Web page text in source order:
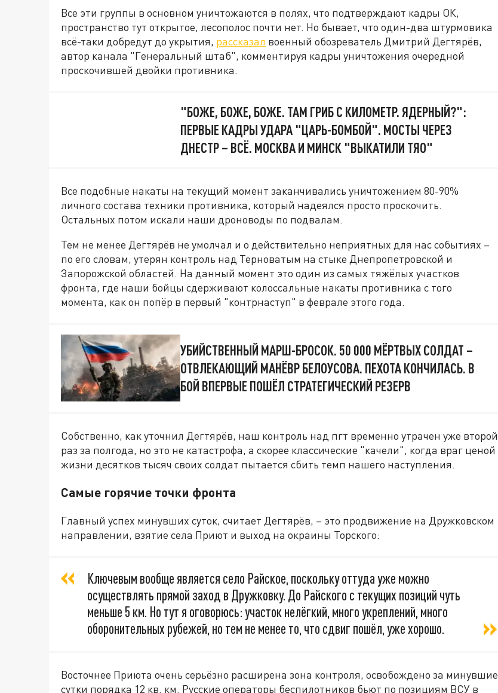
Все эти группы в основном уничтожаются в полях, что подтверждают кадры ОК,
пространство тут открытое, лесополос почти нет. Но бывает, что один-два штурмовика
всё-таки добредут до укрытия, рассказал военный обозреватель Дмитрий Дегтярёв,
автор канала "Генеральный штаб", комментируя кадры уничтожения очередной
проскочившей двойки противника.
"БОЖЕ, БОЖЕ, БОЖЕ. ТАМ ГРИБ С КИЛОМЕТР. ЯДЕРНЫЙ?":
ПЕРВЫЕ КАДРЫ УДАРА "ЦАРЬ-БОМБОЙ". МОСТЫ ЧЕРЕЗ
ДНЕСТР – ВСЁ. МОСКВА И МИНСК "ВЫКАТИЛИ ТЯО"
Все подобные накаты на текущий момент заканчивались уничтожением 80-90%
личного состава техники противника, который надеялся просто проскочить.
Остальных потом искали наши дроноводы по подвалам.
Тем не менее Дегтярёв не умолчал и о действительно неприятных для нас событиях –
по его словам, утерян контроль над Терноватым на стыке Днепропетровской и
Запорожской областей. На данный момент это один из самых тяжёлых участков
фронта, где наши бойцы сдерживают колоссальные накаты противника с того
момента, как он попёр в первый "контрнаступ" в феврале этого года.
УБИЙСТВЕННЫЙ МАРШ-БРОСОК. 50 000 МЁРТВЫХ СОЛДАТ –
ОТВЛЕКАЮЩИЙ МАНЁВР БЕЛОУСОВА. ПЕХОТА КОНЧИЛАСЬ. В
БОЙ ВПЕРВЫЕ ПОШЁЛ СТРАТЕГИЧЕСКИЙ РЕЗЕРВ
Собственно, как уточнил Дегтярёв, наш контроль над пгт временно утрачен уже второй
раз за полгода, но это не катастрофа, а скорее классические "качели", когда враг ценой
жизни десятков тысяч своих солдат пытается сбить темп нашего наступления.
Самые горячие точки фронта
Главный успех минувших суток, считает Дегтярёв, – это продвижение на Дружковском
направлении, взятие села Приют и выход на окраины Торского:
Ключевым вообще является село Райское, поскольку оттуда уже можно
осуществлять прямой заход в Дружковку. До Райского с текущих позиций чуть
меньше 5 км. Но тут я оговорюсь: участок нелёгкий, много укреплений, много
оборонительных рубежей, но тем не менее то, что сдвиг пошёл, уже хорошо.
Восточнее Приюта очень серьёзно расширена зона контроля, освобождено за минувшие
сутки порядка 12 кв. км. Русские операторы беспилотников бьют по позициям ВСУ в